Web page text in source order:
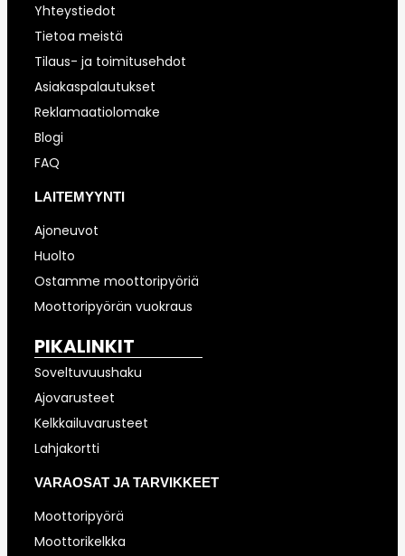
Yhteystiedot
Tietoa meistä
Tilaus- ja toimitusehdot
Asiakaspalautukset
Reklamaatiolomake
Blogi
FAQ
LAITEMYYNTI
Ajoneuvot
Huolto
Ostamme moottoripyöriä
Moottoripyörän vuokraus
PIKALINKIT
Soveltuvuushaku
Ajovarusteet
Kelkkailuvarusteet
Lahjakortti
VARAOSAT JA TARVIKKEET
Moottoripyörä
Moottorikelkka